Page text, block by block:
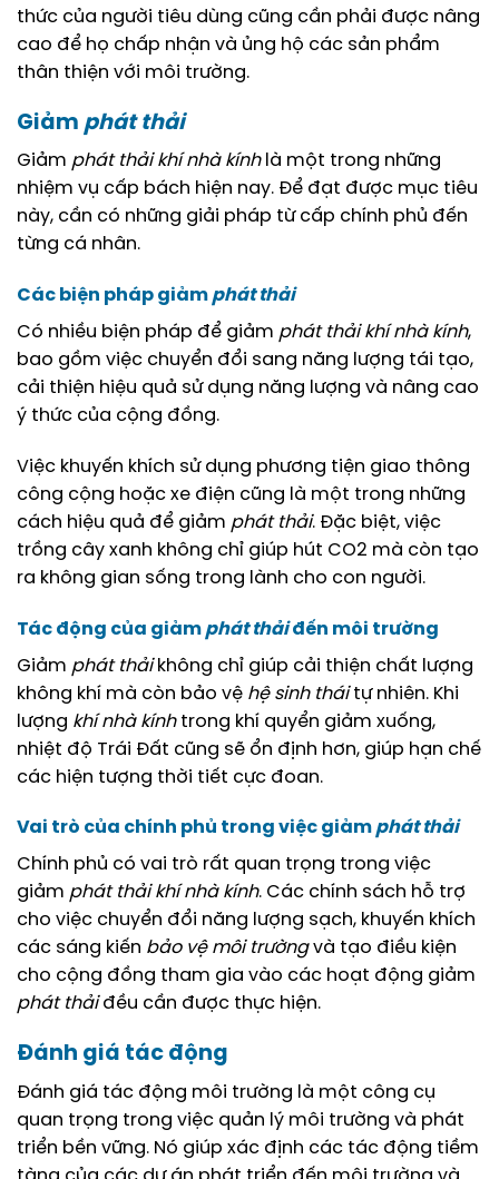
thức của người tiêu dùng cũng cần phải được nâng
cao để họ chấp nhận và ủng hộ các sản phẩm
thân thiện với môi trường.
Giảm phát thải
Giảm phát thải khí nhà kínhlà một trong những
nhiệm vụ cấp bách hiện nay. Để đạt được mục tiêu
này, cần có những giải pháp từ cấp chính phủ đến
từng cá nhân.
Các biện pháp giảm phát thải
Có nhiều biện pháp để giảm phát thải khí nhà kính,
bao gồm việc chuyển đổi sang năng lượng tái tạo,
cải thiện hiệu quả sử dụng năng lượng và nâng cao
ý thức của cộng đồng.
Việc khuyến khích sử dụng phương tiện giao thông
công cộng hoặc xe điện cũng là một trong những
cách hiệu quả để giảm phát thải. Đặc biệt, việc
trồng cây xanh không chỉ giúp hút CO2 mà còn tạo
ra không gian sống trong lành cho con người.
Tác động của giảm phát thảiđến môi trường
Giảm phát thảikhông chỉ giúp cải thiện chất lượng
không khí mà còn bảo vệ hệ sinh tháitự nhiên. Khi
lượng khí nhà kínhtrong khí quyển giảm xuống,
nhiệt độ Trái Đất cũng sẽ ổn định hơn, giúp hạn chế
các hiện tượng thời tiết cực đoan.
Vai trò của chính phủ trong việc giảmphát thải
Chính phủ có vai trò rất quan trọng trong việc
giảm phát thải khí nhà kính. Các chính sách hỗ trợ
cho việc chuyển đổi năng lượng sạch, khuyến khích
các sáng kiến bảo vệ môi trườngvà tạo điều kiện
cho cộng đồng tham gia vào các hoạt động giảm
phát thảiđều cần được thực hiện.
Đánh giá tác động
Đánh giá tác động môi trường là một công cụ
quan trọng trong việc quản lý môi trường và phát
triển bền vững. Nó giúp xác định các tác động tiềm